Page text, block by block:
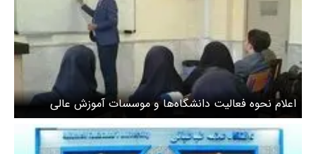
اعلام نحوه فعالیت دانشگاه‌ها و موسسات آموزش عالی